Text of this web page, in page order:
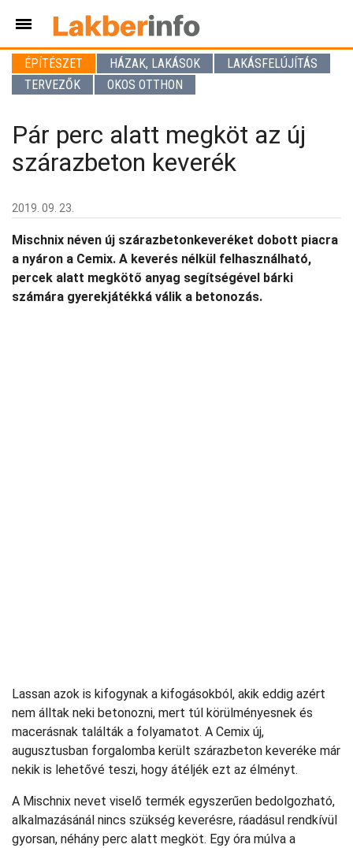
ÉPÍTÉSZET HÁZAK, LAKÁSOK
LAKÁSFELÚJÍTÁS
TERVEZŐK
OKOS OTTHON
Pár perc alatt megköt az új
szárazbeton keverék
2019. 09. 23.
Mischnix néven új szárazbetonkeveréket dobott piacra
a nyáron a Cemix. A keverés nélkül felhasználható,
percek alatt megkötő anyag segítségével bárki
számára gyerekjátékká válik a betonozás.
Lassan azok is kifogynak a kifogásokból, akik eddig azért
nem álltak neki betonozni, mert túl körülményesnek és
macerásnak találták a folyamatot. A Cemix új,
augusztusban forgalomba került szárazbeton keveréke már
nekik is lehetővé teszi, hogy átéljék ezt az élményt.
A Mischnix nevet viselő termék egyszerűen bedolgozható,
alkalmazásánál nincs szükség keverésre, ráadásul rendkívül
gyorsan, néhány perc alatt megköt. Egy óra múlva a